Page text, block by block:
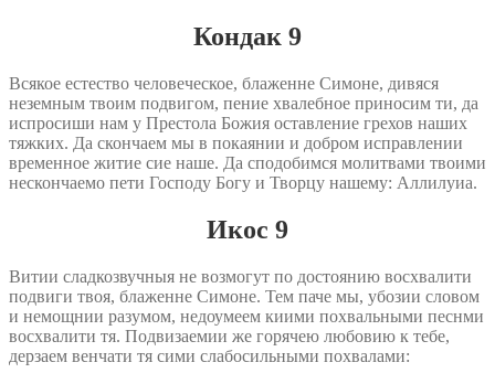
Кондак 9
Всякое естество человеческое, блаженне Симоне, дивяся
неземным твоим подвигом, пение хвалебное приносим ти, да
испросиши нам у Престола Божия оставление грехов наших
тяжких. Да скончаем мы в покаянии и добром исправлении
временное житие сие наше. Да сподобимся молитвами твоими
нескончаемо пети Господу Богу и Творцу нашему: Аллилуиа.
Икос 9
Витии сладкозвучныя не возмогут по достоянию восхвалити
подвиги твоя, блаженне Симоне. Тем паче мы, убозии словом
и немощнии разумом, недоумеем киими похвальными песнми
восхвалити тя. Подвизаемии же горячею любовию к тебе,
дерзаем венчати тя сими слабосильными похвалами: